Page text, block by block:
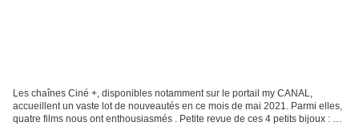
Les chaînes Ciné +, disponibles notamment sur le portail my CANAL,
accueillent un vaste lot de nouveautés en ce mois de mai 2021. Parmi elles,
quatre films nous ont enthousiasmés . Petite revue de ces 4 petits bijoux : 1/